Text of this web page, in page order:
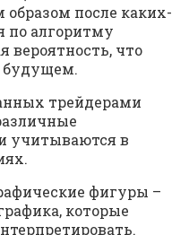
после каких-
по алгоритму
вероятность, что
будущем.
трейдерами
учитываются в
фигуры –
которые